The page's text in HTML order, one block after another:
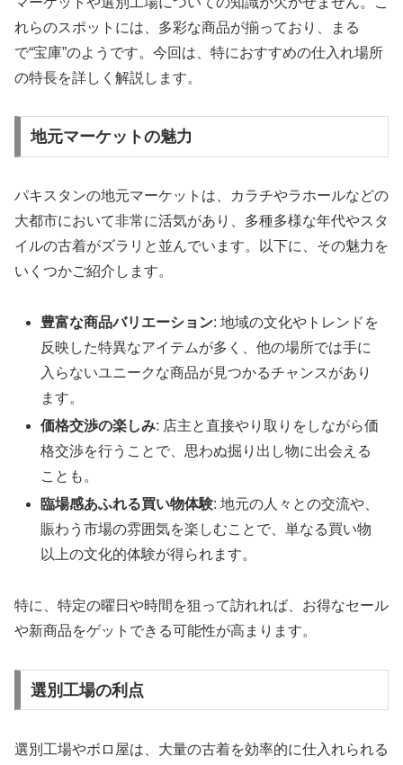
れらのスポットには、多彩な商品が揃っており、まる
で“宝庫”のようです。今回は、特におすすめの仕入れ場所
の特長を詳しく解説します。
地元マーケットの魅力
パキスタンの地元マーケットは、カラチやラホールなどの
大都市において非常に活気があり、多種多様な年代やスタ
イルの古着がズラリと並んでいます。以下に、その魅力を
いくつかご紹介します。
豊富な商品バリエーション: 地域の文化やトレンドを
反映した特異なアイテムが多く、他の場所では手に
入らないユニークな商品が見つかるチャンスがあり
ます。
価格交渉の楽しみ: 店主と直接やり取りをしながら価
格交渉を行うことで、思わぬ掘り出し物に出会える
ことも。
臨場感あふれる買い物体験: 地元の人々との交流や、
賑わう市場の雰囲気を楽しむことで、単なる買い物
以上の文化的体験が得られます。
特に、特定の曜日や時間を狙って訪れれば、お得なセール
や新商品をゲットできる可能性が高まります。
選別工場の利点
選別工場やボロ屋は、大量の古着を効率的に仕入れられる